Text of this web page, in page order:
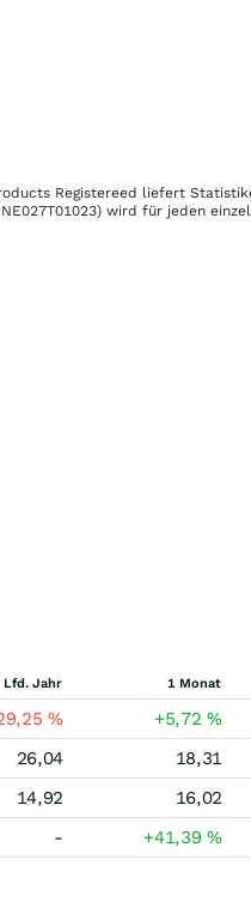
Registereed liefert
wird für jeden
Lfd. Jahr 1 Monat
% +5,72%
26,04 18,31
14,92 16,02
- +41,39%